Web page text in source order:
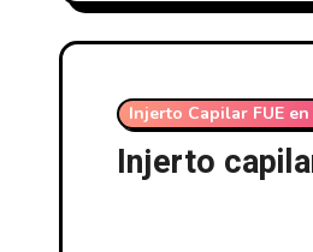
Injerto Capilar FUE
Injerto